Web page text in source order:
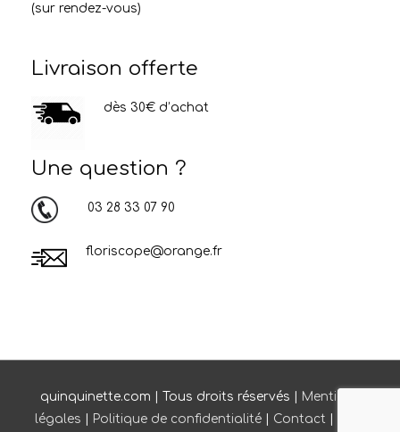
(sur rendez-vous)
Livraison offerte
dès 30€ d’achat
Une question ?
03 28 33 07 90
floriscope@orange.fr
quinquinette.com | Tous droits réservés |
Mentions
légales
Politique de confidentialité| Contact